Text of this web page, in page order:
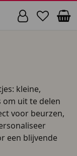
kleine,
om uit te delen
voor beurzen,
een blijvende